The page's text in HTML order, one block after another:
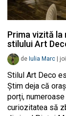
Prima vizită la
stilului Art
de Iulia Marc
Stilul Art Deco
Știm deja că
porți,
curiozitatea să